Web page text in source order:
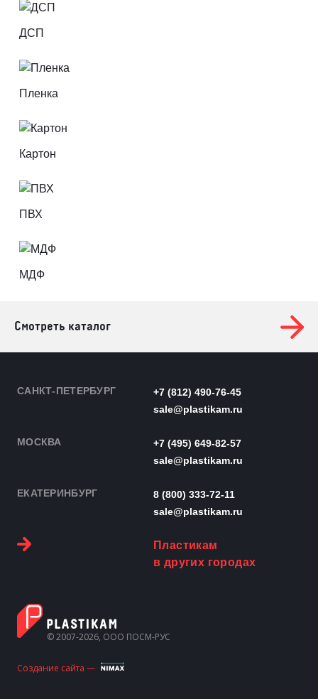
ДСП
Пленка
Картон
ПВХ
МДФ
Смотреть каталог
САНКТ-ПЕТЕРБУРГ
+7 (812) 490-76-45
sale@plastikam.ru
МОСКВА
+7 (495) 649-82-57
sale@plastikam.ru
ЕКАТЕРИНБУРГ
8 (800) 333-72-11
sale@plastikam.ru
Пластикам
в других городах
© 2007-2026, ООО ПОСМ-РУС
Создание сайта —